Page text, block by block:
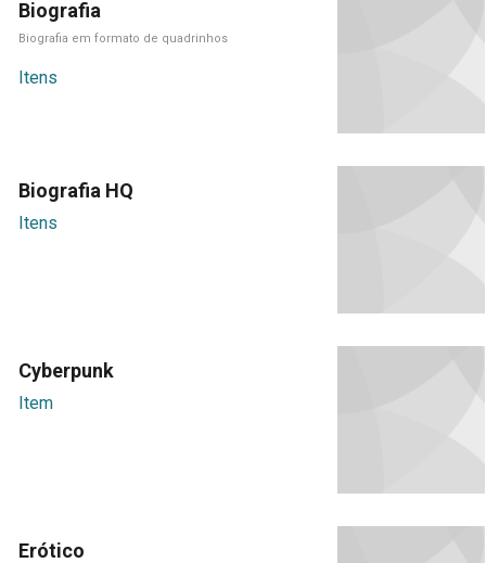
Biografia
Biografia em formato de quadrinhos
Itens
Biografia HQ
Itens
Cyberpunk
Item
Erótico